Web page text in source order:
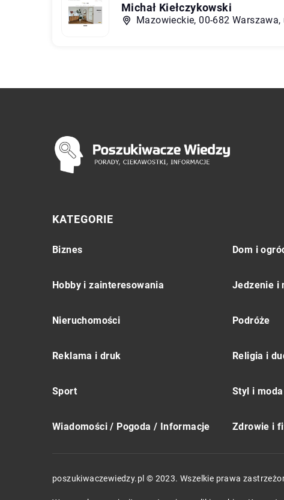
Michał Kiełczykowski
Mazowieckie, 00-682
KATEGORIE
Biznes Dom i
Hobby i zainteresowania Jedzenie i
Nieruchomości Podróże
Reklama i druk Religia i
Sport Styl i moda
Wiadomości / Pogoda / Informacje Zdrowie i
poszukiwaczewiedzy.pl © 2023. Wszelkie prawa